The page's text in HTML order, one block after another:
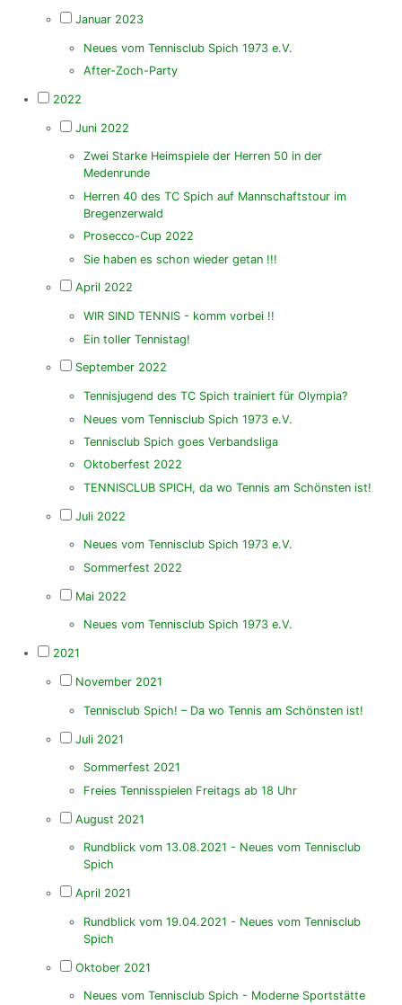
Januar 2023
Neues vom Tennisclub Spich 1973 e.V.
After-Zoch-Party
2022
Juni 2022
Zwei Starke Heimspiele der Herren 50 in der
Medenrunde
Herren 40 des TC Spich auf Mannschaftstour im
Bregenzerwald
Prosecco-Cup 2022
Sie haben es schon wieder getan !!!
April 2022
WIR SIND TENNIS - komm vorbei !!
Ein toller Tennistag!
September 2022
Tennisjugend des TC Spich trainiert für Olympia?
Neues vom Tennisclub Spich 1973 e.V.
Tennisclub Spich goes Verbandsliga
Oktoberfest 2022
TENNISCLUB SPICH, da wo Tennis am Schönsten ist!
Juli 2022
Neues vom Tennisclub Spich 1973 e.V.
Sommerfest 2022
Mai 2022
Neues vom Tennisclub Spich 1973 e.V.
2021
November 2021
Tennisclub Spich! – Da wo Tennis am Schönsten ist!
Juli 2021
Sommerfest 2021
Freies Tennisspielen Freitags ab 18 Uhr
August 2021
Rundblick vom 13.08.2021 - Neues vom Tennisclub
Spich
April 2021
Rundblick vom 19.04.2021 - Neues vom Tennisclub
Spich
Oktober 2021
Neues vom Tennisclub Spich - Moderne Sportstätte